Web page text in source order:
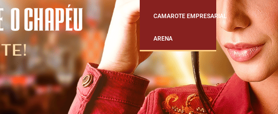
CAMAROTE EMPRESARIAL
ARENA